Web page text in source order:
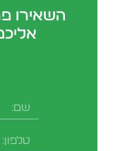
השאירו
שם
טלפון